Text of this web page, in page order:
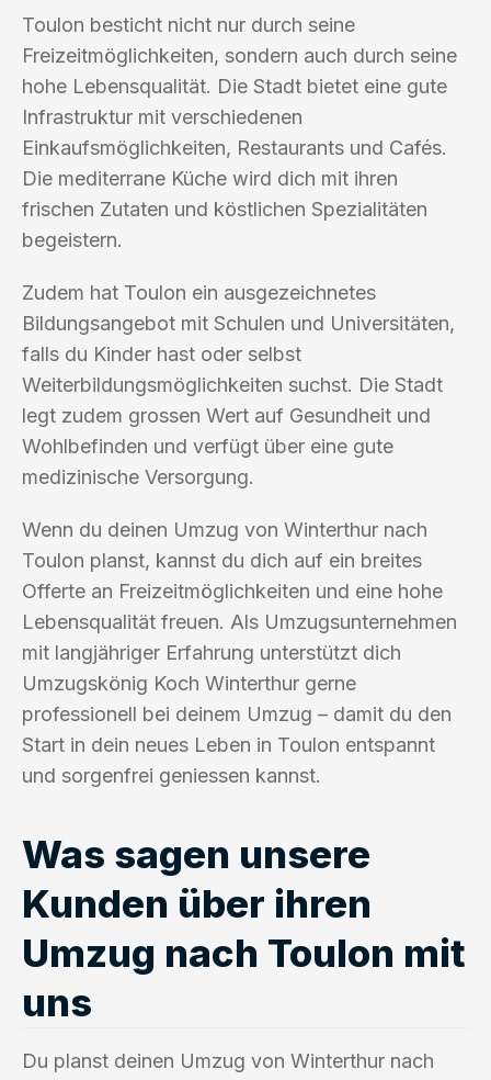
Toulon besticht nicht nur durch seine
Freizeitmöglichkeiten, sondern auch durch seine
hohe Lebensqualität. Die Stadt bietet eine gute
Infrastruktur mit verschiedenen
Einkaufsmöglichkeiten, Restaurants und Cafés.
Die mediterrane Küche wird dich mit ihren
frischen Zutaten und köstlichen Spezialitäten
begeistern.
Zudem hat Toulon ein ausgezeichnetes
Bildungsangebot mit Schulen und Universitäten,
falls du Kinder hast oder selbst
Weiterbildungsmöglichkeiten suchst. Die Stadt
legt zudem grossen Wert auf Gesundheit und
Wohlbefinden und verfügt über eine gute
medizinische Versorgung.
Wenn du deinen Umzug von Winterthur nach
Toulon planst, kannst du dich auf ein breites
Offerte an Freizeitmöglichkeiten und eine hohe
Lebensqualität freuen. Als Umzugsunternehmen
mit langjähriger Erfahrung unterstützt dich
Umzugskönig Koch Winterthur gerne
professionell bei deinem Umzug – damit du den
Start in dein neues Leben in Toulon entspannt
und sorgenfrei geniessen kannst.
Was sagen unsere
Kunden über ihren
Umzug nach Toulon mit
uns
Du planst deinen Umzug von Winterthur nach